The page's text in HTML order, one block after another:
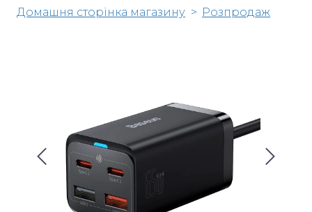
Домашня сторінка магазину Розпродаж